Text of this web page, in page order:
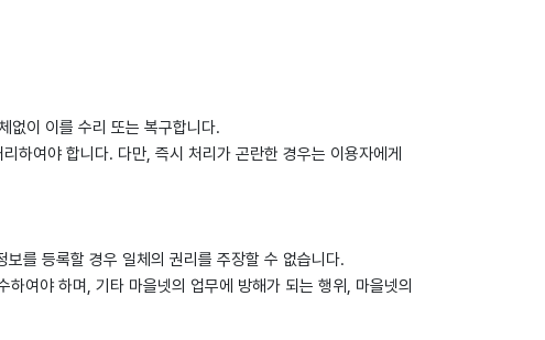
없이 이를 수리 또는 복구합니다.
하여야 합니다. 다만, 즉시 처리가 곤란한 경우는 이용자에게
를 등록할 경우 일체의 권리를 주장할 수 없습니다.
여야 하며, 기타 마을넷의 업무에 방해가 되는 행위, 마을넷의